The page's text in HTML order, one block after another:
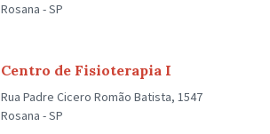
Rosana - SP
Centro de Fisioterapia I
Rua Padre Cicero Romão Batista, 1547
Rosana - SP